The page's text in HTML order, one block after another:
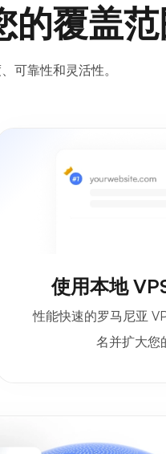
的覆盖范
可靠性和灵活性。
使用本地
性能快速的罗马尼亚
名并扩大您